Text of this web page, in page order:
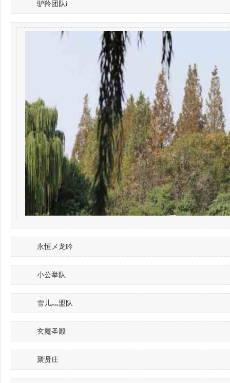
驴羚团队i
永恒メ龙吟
小公举队
雪儿灬盟队
玄魔圣殿
聚贤庄